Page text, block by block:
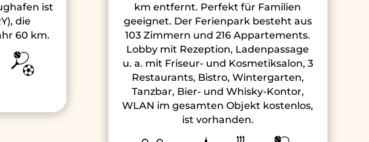
ist
die
60 km.
km entfernt. Perfekt für Familien
geeignet. Der Ferienpark besteht aus
103 Zimmern und 216 Appartements.
Lobby mit Rezeption, Ladenpassage
u. a. mit Friseur- und Kosmetiksalon, 3
Restaurants, Bistro, Wintergarten,
Tanzbar, Bier- und Whisky-Kontor,
WLAN im gesamten Objekt kostenlos,
ist vorhanden.